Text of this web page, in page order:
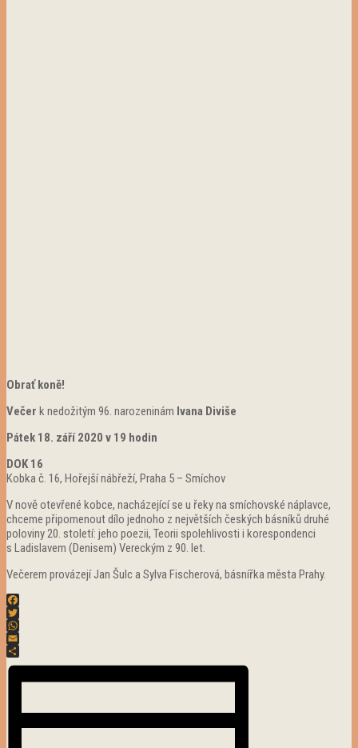
Obrať koně!
Večer k nedožitým 96. narozeninám Ivana Diviše
Pátek 18. září 2020 v 19 hodin
DOK 16
Kobka č. 16, Hořejší nábřeží, Praha 5 – Smíchov
V nově otevřené kobce, nacházející se u řeky na smíchovské náplavce,
chceme připomenout dílo jednoho z největších českých básníků druhé
poloviny 20. století: jeho poezii, Teorii spolehlivosti i korespondenci
s Ladislavem (Denisem) Vereckým z 90. let.
Večerem provázejí Jan Šulc a Sylva Fischerová, básnířka města Prahy.
Facebook
Twitter
WhatsApp
Email
Share